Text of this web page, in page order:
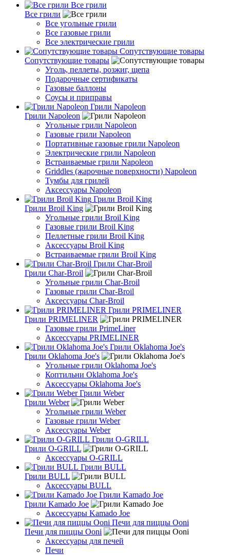
Все грили
Все грили
Все угольные грили
Все газовые грили
Все электрические грили
Сопутствующие товары
Сопутствующие товары
Уголь, пеллеты, розжиг, щепа
Подарочные сертификаты
Газовые баллоны
Соусы и приправы
Грили Napoleon
Грили Napoleon
Угольные грили Napoleon
Газовые грили Napoleon
Портативные газовые грили Napoleon
Электрические грили Napoleon
Встраиваемые грили Napoleon
Griddles (жарочные поверхности) Napoleon
Тумбы для грилей
Аксессуары Napoleon
Грили Broil King
Грили Broil King
Угольные грили Broil King
Газовые грили Broil King
Пеллетные грили Broil King
Аксессуары Broil King
Встраиваемые грили Broil King
Грили Char-Broil
Грили Char-Broil
Угольные грили Char-Broil
Газовые грили Char-Broil
Аксессуары Char-Broil
Грили PRIMELINER
Грили PRIMELINER
Газовые грили PrimeLiner
Аксессуары PRIMELINER
Грили Oklahoma Joe's
Грили Oklahoma Joe's
Угольные грили Oklahoma Joe's
Коптильни Oklahoma Joe's
Аксессуары Oklahoma Joe's
Грили Weber
Грили Weber
Угольные грили Weber
Газовые грили Weber
Аксессуары Weber
Грили O-GRILL
Грили O-GRILL
Аксессуары O-GRILL
Грили BULL
Грили BULL
Аксессуары BULL
Грили Kamado Joe
Грили Kamado Joe
Аксессуары Kamado Joe
Печи для пиццы Ooni
Печи для пиццы Ooni
Аксессуары для печей
Печи